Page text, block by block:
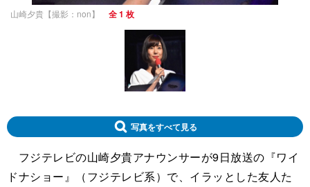
山崎夕貴【撮影：non】 全 1 枚
写真をすべて見る
フジテレビの山崎夕貴アナウンサーが9日放送の『ワイ
ドナショー』（フジテレビ系）で、イラッとした友人た